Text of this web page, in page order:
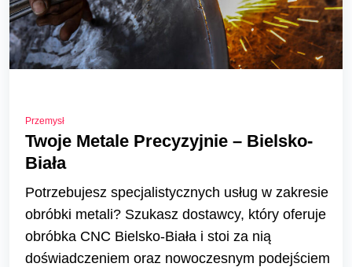
Przemysł
Twoje Metale Precyzyjnie – Bielsko-
Biała
Potrzebujesz specjalistycznych usług w zakresie
obróbki metali? Szukasz dostawcy, który oferuje
obróbka CNC Bielsko-Biała i stoi za nią
doświadczeniem oraz nowoczesnym podejściem